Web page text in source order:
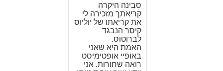
סבינה היקרה
קריאתך מזכירה לי
את קריאתו של יוליוס
קיסר הנבגד
לברוטוס.
האמת היא שאני
באופיי אופטימיסט
רואה שחורות. אני